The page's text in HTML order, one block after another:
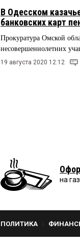
В Одесском
банковских карт
Прокуратура Омской
несовершеннолетних
19 августа 2020 12:12
на
ПОЛИТИКА